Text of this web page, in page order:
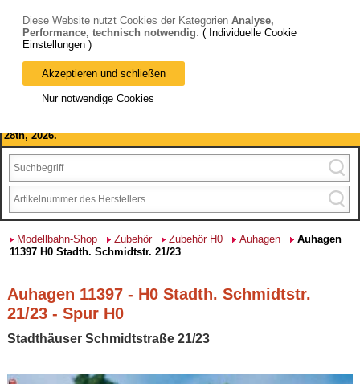
Bitte beachten Sie: wir machen Betriebsferien, vom 03. bis 28.
August 2026 haben wir geschlossen.
28th, 2026.
Modellbahn-Shop Zubehör Zubehör H0 Auhagen
Auhagen
11397 H0 Stadth. Schmidtstr. 21/23
Auhagen 11397 - H0 Stadth. Schmidtstr.
21/23 - Spur H0
Stadthäuser Schmidtstraße 21/23
Diese Website nutzt Cookies der Kategorien Analyse,
Performance, technisch notwendig. ( Individuelle Cookie
Einstellungen )
Akzeptieren und schließen
Nur notwendige Cookies